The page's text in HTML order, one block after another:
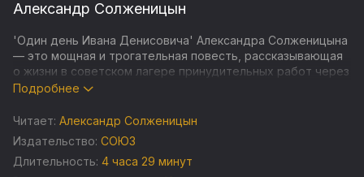
Александр Солженицын
'Один день Ивана Денисовича' Александра Солженицына
— это мощная и трогательная повесть, рассказывающая
о жизни в советском лагере принудительных работ через
один день из жизни обычного заключённого, Ивана
жизни, мелкие радости и переживания Денисовича, его
начальством.
Подробнее
Читает: Александр Солженицын
Издательство: СОЮЗ
Длительность: 4 часа 29 минут